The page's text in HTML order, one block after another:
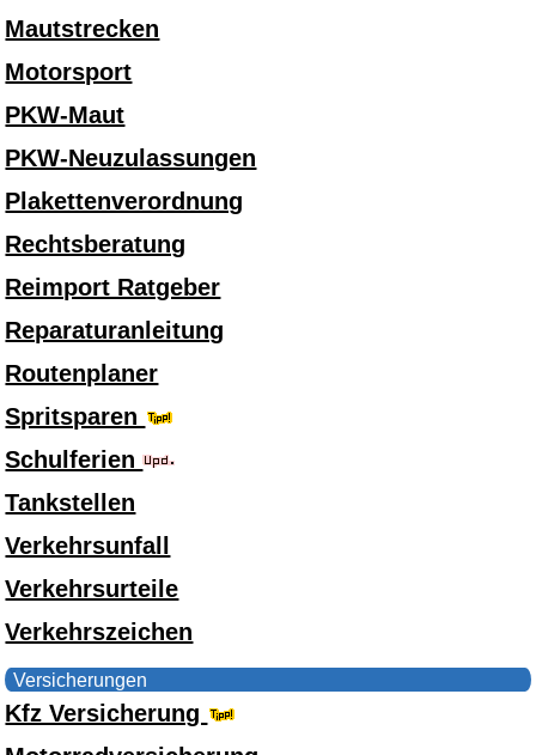
Mautstrecken
Motorsport
PKW-Maut
PKW-Neuzulassungen
Plakettenverordnung
Rechtsberatung
Reimport Ratgeber
Reparaturanleitung
Routenplaner
Spritsparen
Schulferien
Tankstellen
Verkehrsunfall
Verkehrsurteile
Verkehrszeichen
Versicherungen
Kfz Versicherung